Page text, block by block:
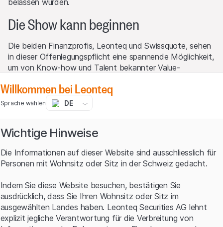
belassen wurden.
Die Show kann beginnen
Die beiden Finanzprofis, Leonteq und Swissquote, sehen
in dieser Offenlegungspflicht eine spannende Möglichkeit,
um von Know-how und Talent bekannter Value-
Partizipationszertifikat auf den Swissquote Value
Rockstars Index emittiert. Für den Index spielen die F13-
Aufschluss darüber, welche Titel in den Portfolios der
Basis dieser Information wird die 30 Aktien umfassende
Indexzusammenstellung und die entsprechende
Tracker Zertifikat auf den Swissquote
Value Rockstars Index
Willkommen bei Leonteq
Sprache wählen DE
Wichtige Hinweise
Die Informationen auf dieser Website sind ausschliesslich für
Personen mit Wohnsitz oder Sitz in der Schweiz gedacht.
Indem Sie diese Website besuchen, bestätigen Sie
ausdrücklich, dass Sie Ihren Wohnsitz oder Sitz im
ausgewählten Landes haben. Leonteq Securities AG lehnt
explizit jegliche Verantwortung für die Verbreitung von